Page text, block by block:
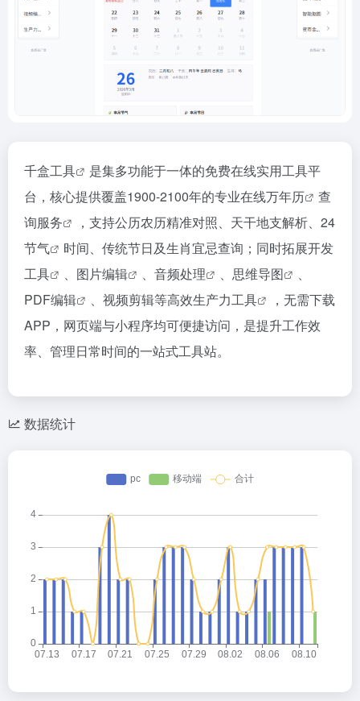
千盒工具
是集多功能于一体的免费在线实用工具平
台，核心提供覆盖1900-2100年的专业在线万年历
查
询服务
，支持公历农历精准对照、天干地支解析、 24
节气
时间、传统节日及生肖宜忌查询；同时拓展开发
工具
、 图片编辑 、 音频处理 、 思维导图
、
PDF编辑
、视频剪辑等高效生产力工具
，无需下载
APP，网页端与小程序均可便捷访问，是提升工作效
率、管理日常时间的一站式工具站。
数据统计